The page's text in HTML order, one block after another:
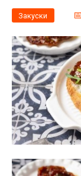
Закуски